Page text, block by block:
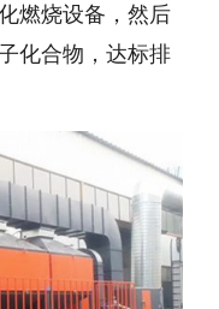
燃烧设备，然后
化合物，达标排